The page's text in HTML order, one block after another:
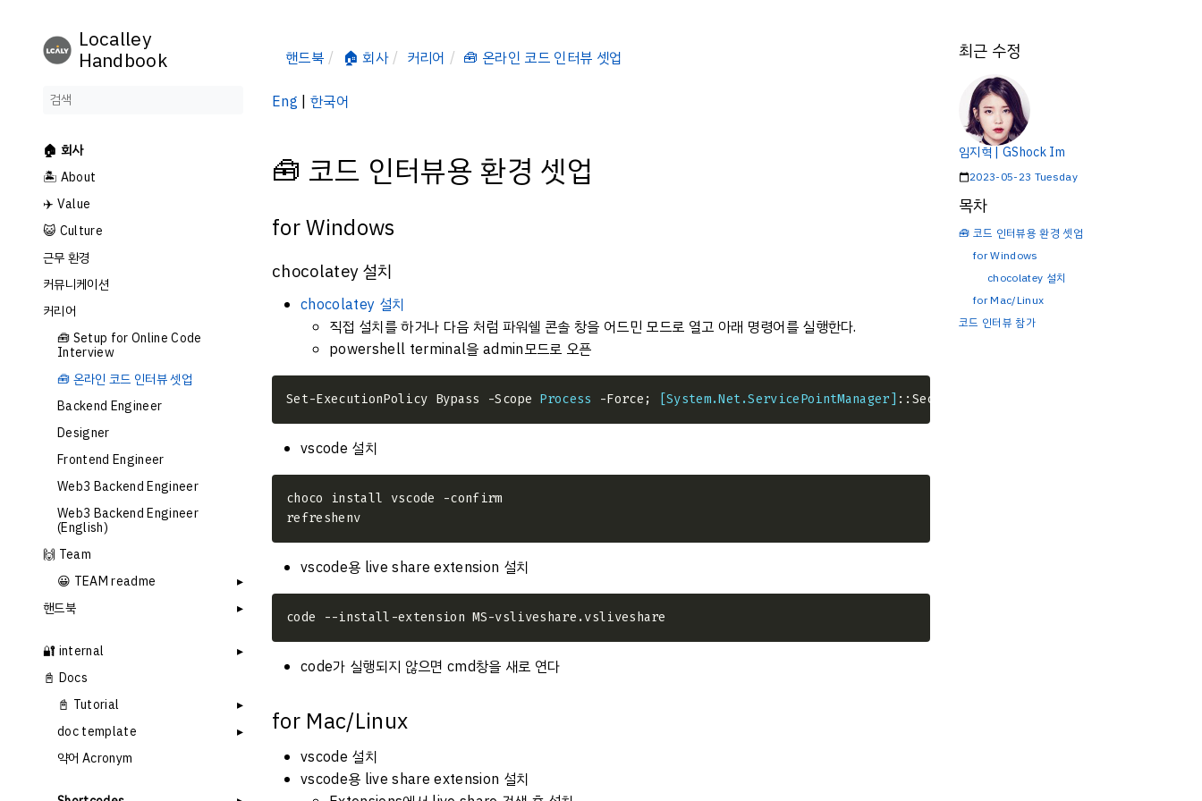
Localley
Handbook
🏠 회사
🏝️ About
✈️ Value
😺 Culture
근무 환경
커뮤니케이션
커리어
🧰 Setup for Online Code
Interview
🧰 온라인 코드 인터뷰 셋업
Backend Engineer
Designer
Frontend Engineer
Web3 Backend Engineer
Web3 Backend Engineer
(English)
🙌 Team
😀 TEAM readme
핸드북
🔐 internal
📓 Docs
📓 Tutorial
doc template
약어 Acronym
핸드북 🏠 회사 커리어 🧰 온라인 코드 인터뷰 셋업
Eng | 한국어
🧰 코드 인터뷰용 환경 셋업
for Windows
chocolatey 설치
chocolatey 설치
직접 설치를 하거나 다음 처럼 파워쉘 콘솔 창을 어드민 모드로 열고 아래 명령어를 실행한다.
powershell terminal을 admin모드로 오픈
Set-ExecutionPolicy Bypass -Scope Process -Force; [System.Net.ServicePointManager] ::SecurityProtocol =
vscode 설치
vscode용 live share extension 설치
code가 실행되지 않으면 cmd창을 새로 연다
for Mac/Linux
vscode 설치
vscode용 live share extension 설치
최근 수정
임지혁 | GShock Im
2023-05-23 Tuesday
목차
🧰 코드 인터뷰용 환경 셋업
for Windows
chocolatey 설치
for Mac/Linux
코드 인터뷰 참가